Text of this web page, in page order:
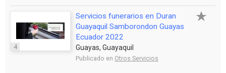
4
Servicios funerarios en Duran
Guayaquil Samborondon Guayas
Ecuador 2022
Guayas, Guayaquil
Publicado en Otros Servicios